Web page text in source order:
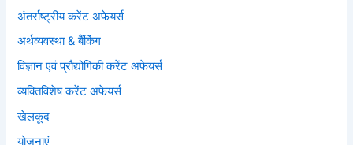
अंतर्राष्ट्रीय करेंट अफेयर्स
अर्थव्यवस्था & बैंकिंग
विज्ञान एवं प्रौद्योगिकी करेंट अफेयर्स
व्यक्तिविशेष करेंट अफेयर्स
खेलकूद
योजनाएं